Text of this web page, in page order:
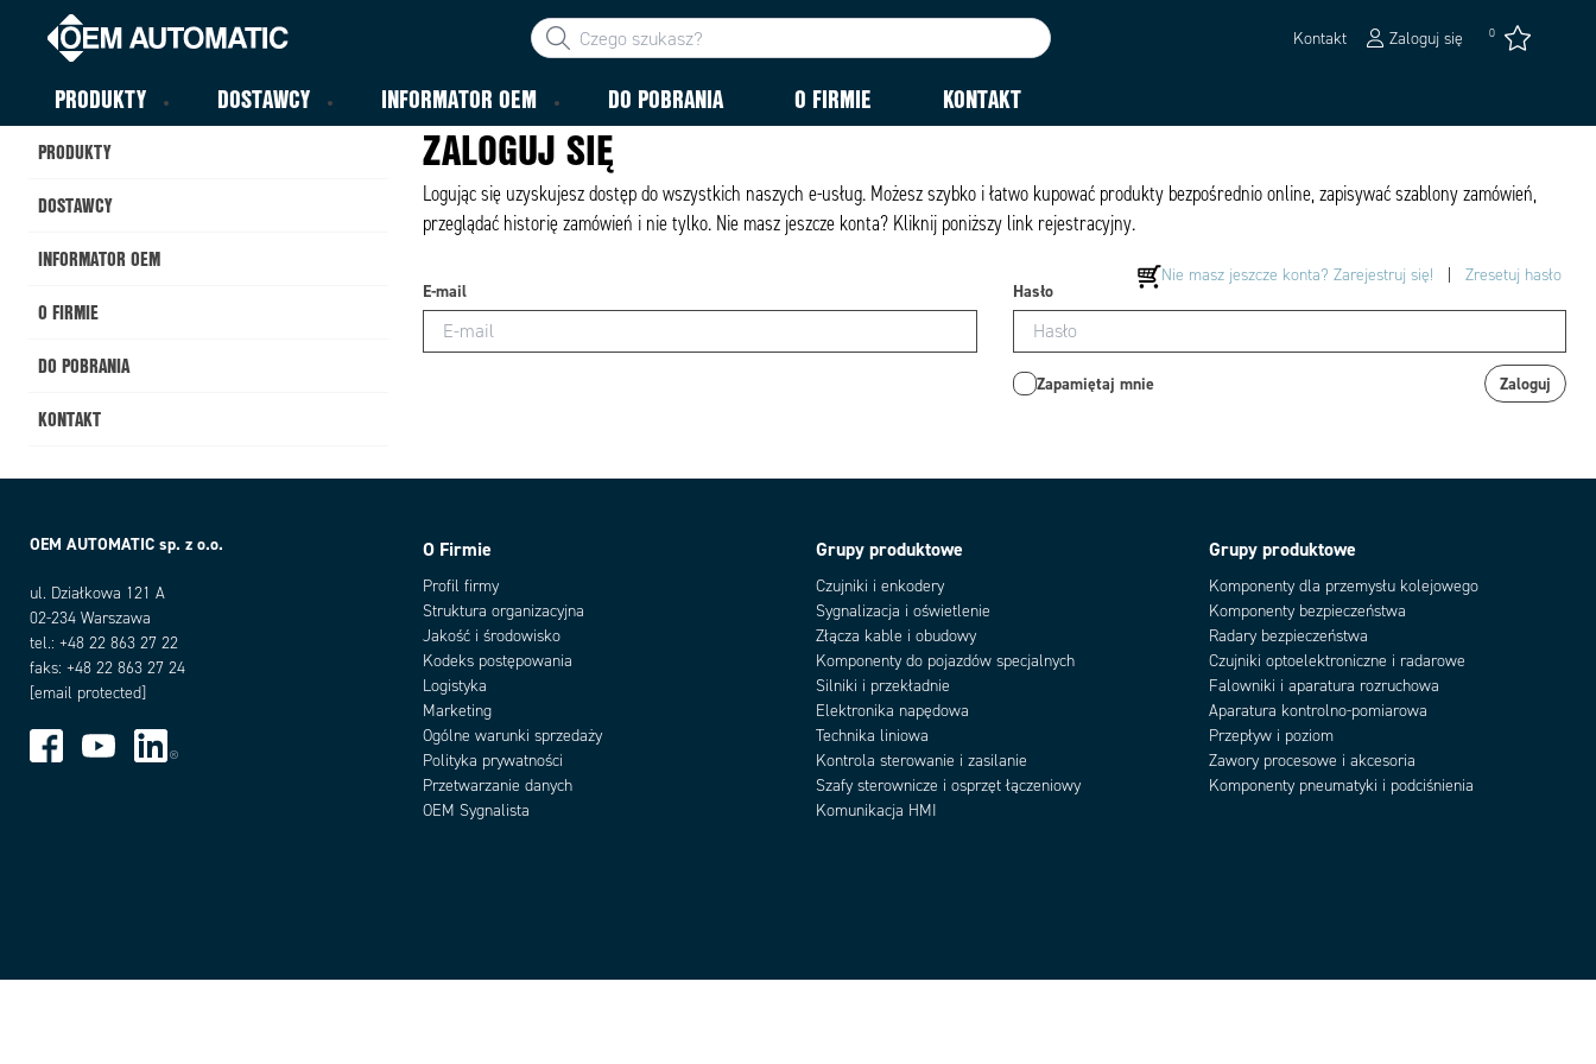
Kontakt Zaloguj się 0
PRODUKTY DOSTAWCY INFORMATOR OEM DO POBRANIA O FIRMIE KONTAKT
PRODUKTY
DOSTAWCY
INFORMATOR OEM
O FIRMIE
DO POBRANIA
KONTAKT
ZALOGUJ SIĘ
Logując się uzyskujesz dostęp do wszystkich naszych e-usług. Możesz szybko i łatwo kupować produkty bezpośrednio online, zapisywać szablony zamówień,
przeglądać historię zamówień i nie tylko. Nie masz jeszcze konta? Kliknij poniższy link rejestracyjny.
Nie masz jeszcze konta? Zarejestruj się! Zresetuj hasło
E-mail Hasło
Zapamiętaj mnie Zaloguj
OEM AUTOMATIC sp. z o.o.
ul. Działkowa 121 A
02-234 Warszawa
tel.: +48 22 863 27 22
faks: +48 22 863 27 24
[email protected]
O Firmie
Profil firmy
Struktura organizacyjna
Jakość i środowisko
Kodeks postępowania
Logistyka
Marketing
Ogólne warunki sprzedaży
Polityka prywatności
Przetwarzanie danych
OEM Sygnalista
Grupy produktowe
Czujniki i enkodery
Sygnalizacja i oświetlenie
Złącza kable i obudowy
Komponenty do pojazdów specjalnych
Silniki i przekładnie
Elektronika napędowa
Technika liniowa
Kontrola sterowanie i zasilanie
Szafy sterownicze i osprzęt łączeniowy
Komunikacja HMI
Grupy produktowe
Komponenty dla przemysłu kolejowego
Komponenty bezpieczeństwa
Radary bezpieczeństwa
Czujniki optoelektroniczne i radarowe
Falowniki i aparatura rozruchowa
Aparatura kontrolno-pomiarowa
Przepływ i poziom
Zawory procesowe i akcesoria
Komponenty pneumatyki i podciśnienia